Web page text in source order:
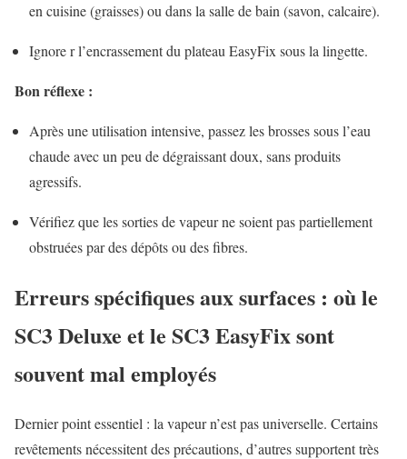
en cuisine (graisses) ou dans la salle de bain (savon, calcaire).
Ignore r l’encrassement du plateau EasyFix sous la lingette.
Bon réflexe :
Après une utilisation intensive, passez les brosses sous l’eau
chaude avec un peu de dégraissant doux, sans produits
agressifs.
Vérifiez que les sorties de vapeur ne soient pas partiellement
obstruées par des dépôts ou des fibres.
Erreurs spécifiques aux surfaces : où le
SC3 Deluxe et le SC3 EasyFix sont
souvent mal employés
Dernier point essentiel : la vapeur n’est pas universelle. Certains
revêtements nécessitent des précautions, d’autres supportent très